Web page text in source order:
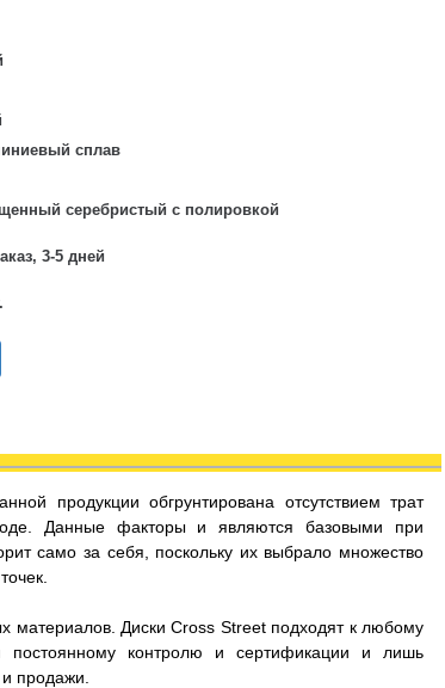
сплав
серебристый с полировкой
3-5 дней
продукции обгрунтирована отсутствием трат
Данные факторы и являются базовыми при
само за себя, поскольку их выбрало множество
материалов. Диски Cross Street подходят к любому
постоянному контролю и сертификации и лишь
продажи.